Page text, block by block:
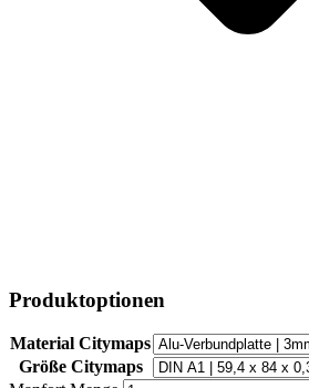
Produktoptionen
Material Citymaps
Größe Citymaps